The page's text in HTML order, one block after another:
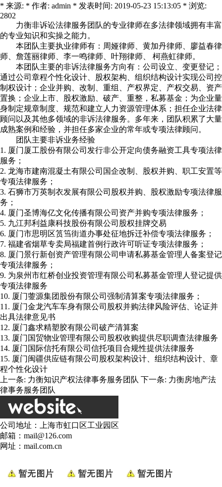
* 来源: * 作者: admin * 发表时间: 2019-05-23 15:13:05 * 浏览:
2802
力衡非诉讼法律服务团队的专业律师在多法律领域拥有丰富
的专业知识和实操之能力。
本团队主要执业律师有：周娅律师、黄加丹律师、廖益春律
师、詹莲丽律师、李一鸣律师、叶翔律师、 柯燕虹律师。
本团队主要的非诉法律服务方向有：公司设立、变更登记；
通过公司章程个性化设计、股权架构、组织结构设计实现公司控
制权设计；企业并购、改制、重组、产权界定、产权交易、资产
置换；企业上市、股权激励、破产、重整，私募基金；为企业量
身制定规章制度、规范和建立人力资源管理体系；担任企业法律
顾问以及其他多领域的非诉法律服务。多年来，团队积累了大量
成熟案例和经验，并担任多家企业的常年或专项法律顾问。
团队主要非诉业务经验
1. 厦门厦工股份有限公司发行非公开定向债务融资工具专项法律
服务；
2. 龙海市建南混凝土有限公司国企改制、股权并购、职工安置等
专项法律服务；
3. 石狮市万英制衣发展有限公司股权并购、股权激励专项法律服
务；
4. 厦门圣博海亿文化传播有限公司资产并购专项法律服务；
5. 九江邦利益康科技股份有限公司股权挂牌交易
6. 厦门市思明区筼筜街道办事处征地拆迁补偿专项法律服务；
7. 福建省烟草专卖局福建首例行政许可听证专项法律服务；
8. 厦门景行新创资产管理有限公司申请私募基金管理人备案登记
专项法律服务；
9. 为泉州市红桥创业投资管理有限公司私募基金管理人登记提供
专项法律服务
10. 厦门蓥源集团股份有限公司强制清算案专项法律服务；
11. 厦门金龙汽车车身有限公司股权并购法律风险评估、论证并
出具法律意见书
12. 厦门鑫求精塑胶有限公司破产清算案
13. 厦门国贸物业管理有限公司股权收购提供尽职调查法律服务
14. 厦门国际信托有限公司信托项目合规性提供法律服务
15. 厦门闽疆供应链有限公司股权架构设计、组织结构设计、章
程个性化设计
上一条: 力衡知识产权法律事务服务团队 下一条: 力衡房地产法
律事务服务团队
公司地址：上海市虹口区工业园区
邮箱：mail@126.com
网址：mail.com.cn